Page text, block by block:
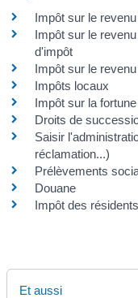
Impôt sur le
Impôt sur le
d'impôt
Impôt sur le
Impôts locaux
Impôt sur la
Droits de
Saisir
réclamation...)
Prélèvements
Douane
Impôt des
Et aussi